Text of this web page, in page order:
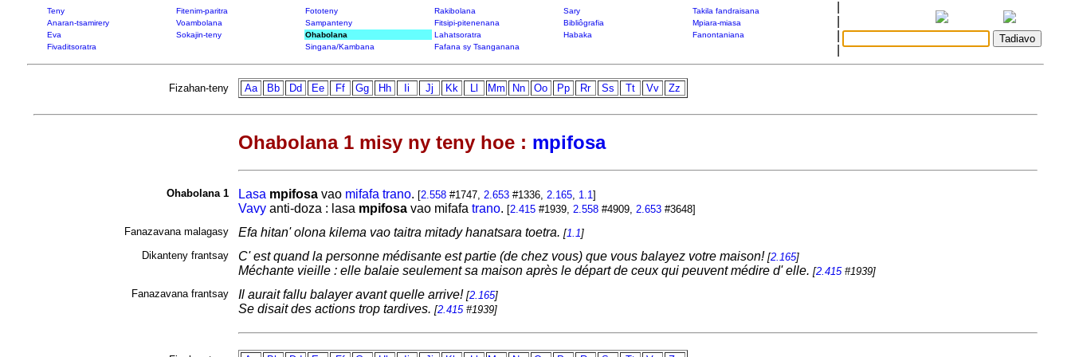
Teny Fitenim-paritra Fototeny Rakibolana Sary
Takila fandraisana
Anaran-tsamirery
Voambolana Sampanteny Fitsipi-pitenenana Bibliôgrafia
Mpiara-miasa
Eva
Sokajin-teny Ohabolana Lahatsoratra Habaka
Fanontaniana
Fivaditsoratra
Singana/Kambana Fafana sy Tsanganana
Fizahan-teny Aa Bb Dd Ee Ff Gg Hh Ii Jj Kk Ll Mm Nn Oo Pp Rr Ss Tt Vv Zz
Ohabolana 1 misy ny teny hoe : mpifosa
Ohabolana 1 Lasa mpifosavao mifafa trano. [2.558#1747, 2.653#1336, 2.165, 1.1]
Vavy anti-doza : lasa mpifosavao mifafa trano. [2.415#1939, 2.558#4909, 2.653#3648]
Fanazavana malagasy
Efa hitan' olona kilema vao taitra mitady hanatsara toetra. [1.1]
Dikanteny frantsay
C' est quand la personne médisante est partie (de chez vous) que vous balayez votre maison! [2.165]
Méchante vieille : elle balaie seulement sa maison après le départ de ceux qui peuvent médire d' elle. [2.415#1939]
Fanazavana frantsay
Il aurait fallu balayer avant quelle arrive! [2.165]
Se disait des actions trop tardives. [2.415#1939]